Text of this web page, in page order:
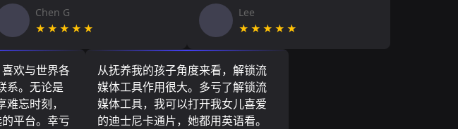
Chen G
★★★★★
Lee
★★★★★
欢与世界各
系。无论是
忘时刻，
平台。幸亏
从抚养我的孩子角度来看，解锁流
媒体工具作用很大。多亏了解锁流
媒体工具，我可以打开我女儿喜爱
的迪士尼卡通片，她都用英语看。